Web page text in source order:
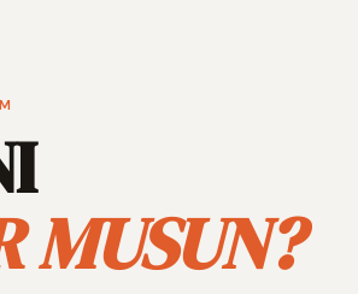
MUSUN?